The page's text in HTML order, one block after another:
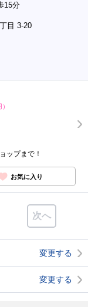
15分
目 3-20
ップまで！
お気に入り
次へ
変更する
変更する